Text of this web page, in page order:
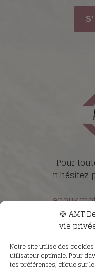
🍪 AMT
vie
Notre site utilise des
utilisateur optimale. Pour
tes préférences, clique sur
Pour
n'hésitez